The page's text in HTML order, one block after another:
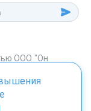
ООО "Он
1259 ГК. РФ.